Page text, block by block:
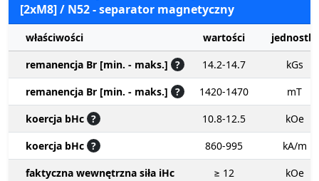
[2xM8] / N52 - separator magnetyczny
właściwości wartości
jednostki
remanencja Br [min. - maks.] ? 14.2-14.7
kGs
remanencja Br [min. - maks.] ? 1420-1470
mT
koercja bHc ? 10.8-12.5
kOe
koercja bHc ? 860-995
kA/m
faktyczna wewnętrzna siła iHc
≥ 12
kOe